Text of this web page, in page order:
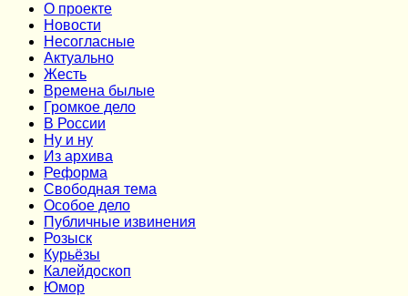
О проекте
Новости
Несогласные
Актуально
Жесть
Времена былые
Громкое дело
В России
Ну и ну
Из архива
Реформа
Cвободная тема
Особое дело
Публичные извинения
Розыск
Курьёзы
Калейдоскоп
Юмор